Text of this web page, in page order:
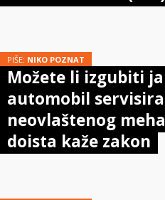
PIŠE: NIKO POZNAT
Možete li izgubiti
automobil
neovlaštenog
doista kaže zakon